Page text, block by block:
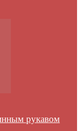
рукавом